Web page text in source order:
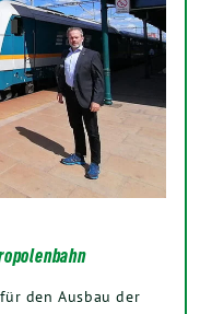
den Ausbau der